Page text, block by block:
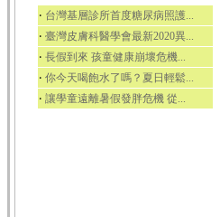
‧ 台灣基層診所首度糖尿病照護...
‧ 臺灣皮膚科醫學會最新2020異...
‧ 長假到來 孩童健康崩壞危機...
‧ 你今天喝飽水了嗎？夏日輕鬆...
‧ 讓學童遠離暑假發胖危機 從...